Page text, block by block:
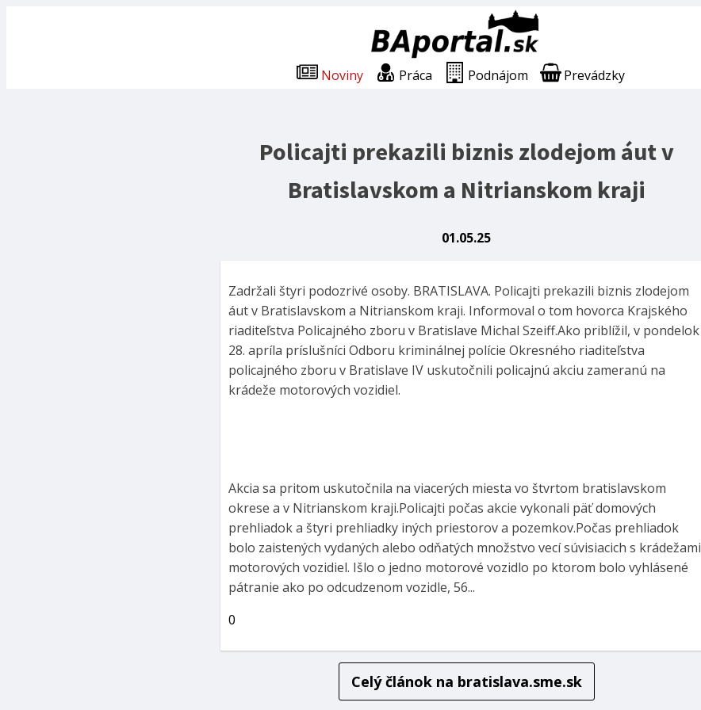
Noviny Práca Podnájom Prevádzky
Policajti prekazili biznis zlodejom áut v
Bratislavskom a Nitrianskom kraji
01.05.25
Zadržali štyri podozrivé osoby. BRATISLAVA. Policajti prekazili biznis zlodejom
áut v Bratislavskom a Nitrianskom kraji. Informoval o tom hovorca Krajského
riaditeľstva Policajného zboru v Bratislave Michal Szeiff.Ako priblížil, v pondelok
28. apríla príslušníci Odboru kriminálnej polície Okresného riaditeľstva
policajného zboru v Bratislave IV uskutočnili policajnú akciu zameranú na
krádeže motorových vozidiel.
Akcia sa pritom uskutočnila na viacerých miesta vo štvrtom bratislavskom
okrese a v Nitrianskom kraji.Policajti počas akcie vykonali päť domových
prehliadok a štyri prehliadky iných priestorov a pozemkov.Počas prehliadok
bolo zaistených vydaných alebo odňatých množstvo vecí súvisiacich s krádežami
motorových vozidiel. Išlo o jedno motorové vozidlo po ktorom bolo vyhlásené
pátranie ako po odcudzenom vozidle, 56...
0
Celý článok na bratislava.sme.sk